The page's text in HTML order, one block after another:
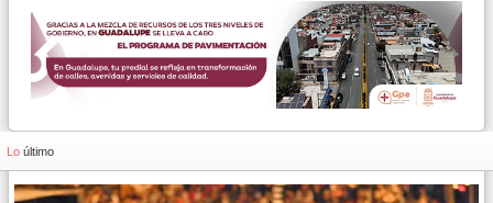
Lo último